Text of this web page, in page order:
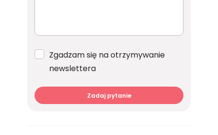
Zgadzam się na otrzymywanie
newslettera
Zadaj pytanie